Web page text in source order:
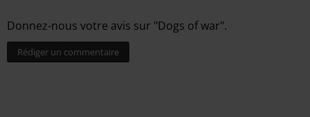
Donnez-nous votre avis sur "Dogs of war".
Rédiger un commentaire